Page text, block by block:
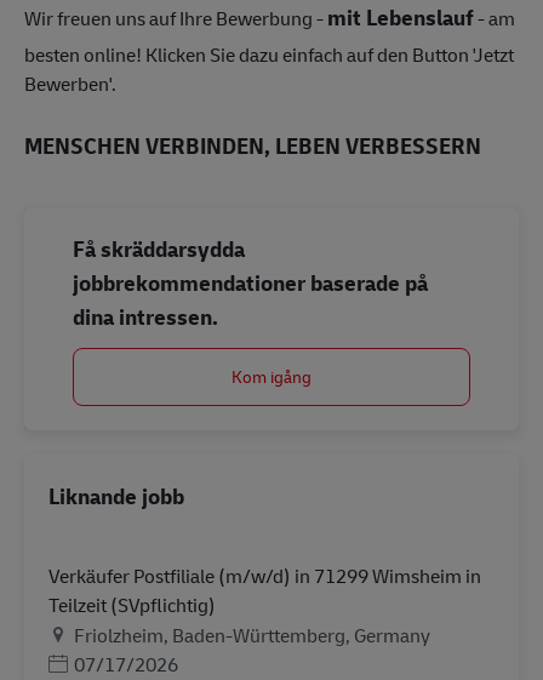
Wir freuen uns auf Ihre Bewerbung -mit Lebenslauf- am
besten online! Klicken Sie dazu einfach auf den Button 'Jetzt
Bewerben'.
MENSCHEN VERBINDEN, LEBEN VERBESSERN
Få skräddarsydda
jobbrekommendationer baserade på
dina intressen.
Kom igång
Liknande jobb
Verkäufer Postfiliale (m/w/d) in 71299 Wimsheim in
Teilzeit (SVpflichtig)
PlatsFriolzheim, Baden-Württemberg, Germany
Posted Date
07/17/2026